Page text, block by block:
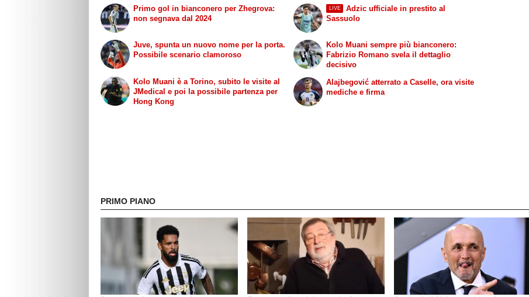
Primo gol in bianconero per Zhegrova:
non segnava dal 2024
LIVE
Adzic ufficiale in prestito al
Sassuolo
Juve, spunta un nuovo nome per la porta.
Possibile scenario clamoroso
Kolo Muani è a Torino, subito le visite al
JMedical e poi la possibile partenza per
Hong Kong
Kolo Muani sempre più bianconero:
Fabrizio Romano svela il dettaglio
decisivo
Alajbegović atterrato a Caselle, ora visite
mediche e firma
PRIMO PIANO